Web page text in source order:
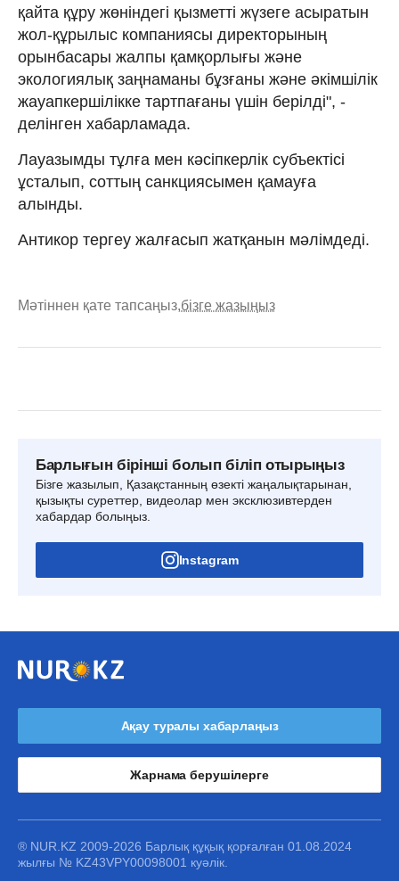
қайта құру жөніндегі қызметті жүзеге асыратын
жол-құрылыс компаниясы директорының
орынбасары жалпы қамқорлығы және
экологиялық заңнаманы бұзғаны және әкімшілік
жауапкершілікке тартпағаны үшін берілді", -
делінген хабарламада.
Лауазымды тұлға мен кәсіпкерлік субъектісі
ұсталып, соттың санкциясымен қамауға
алынды.
Антикор тергеу жалғасып жатқанын мәлімдеді.
Мәтіннен қате тапсаңыз,бізге жазыңыз
Барлығын бірінші болып біліп отырыңыз
Бізге жазылып, Қазақстанның өзекті жаңалықтарынан,
қызықты суреттер, видеолар мен эксклюзивтерден
хабардар болыңыз.
Instagram
Ақау туралы хабарлаңыз
Жарнама берушілерге
® NUR.KZ 2009-2026 Барлық құқық қорғалған 01.08.2024
жылғы № KZ43VPY00098001 куәлік.